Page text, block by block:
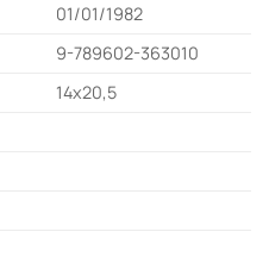
01/01/1982
9-789602-363010
14x20,5